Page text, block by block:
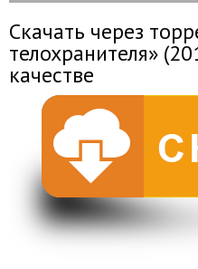
Скачать через
телохранителя»
качестве